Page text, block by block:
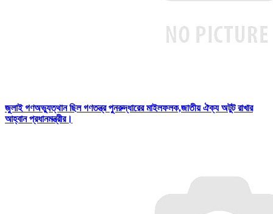
জুলাই গণঅভ্যুত্থান ছিল গণতন্ত্র পুনরুদ্ধারের মাইলফলক,জাতীয় ঐক্য অটুট রাখার
আহ্বান প্রধানমন্ত্রীর।